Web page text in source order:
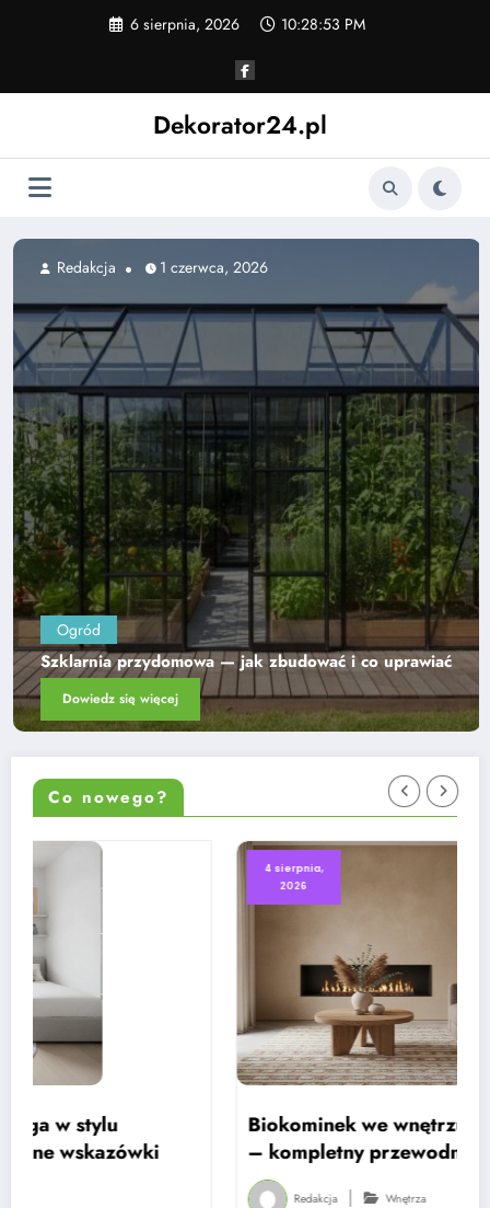
6 sierpnia, 2026 10:28:55 PM
Dekorator24.pl
Ogród
Rośliny ozdobne na cały rok — co kwitnie w
miesiącu
Dowiedz się więcej
Redakcja 31 maja, 2026
Co nowego?
2026
Biokominek we wnętrzu w kolorach ziemi
– kompletny przewodnik